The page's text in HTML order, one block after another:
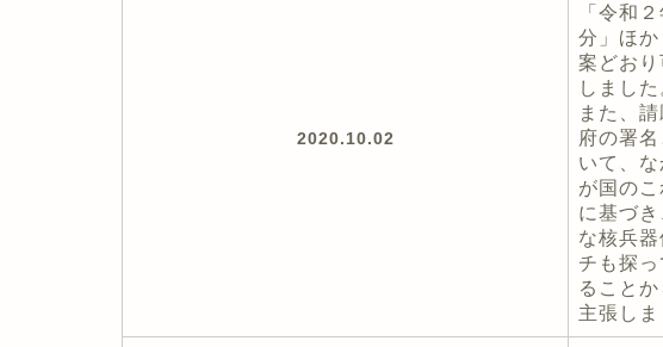
2020.10.02
「令和
分」ほ
案どお
しました
また、
府の署
いて、
が国の
に基づ
な核兵
チも探
ること
主張し